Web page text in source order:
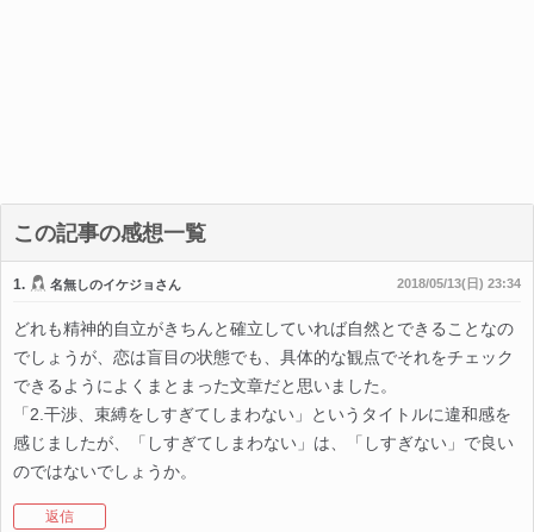
この記事の感想一覧
1. 名無しのイケジョさん 2018/05/13(日) 23:34
どれも精神的自立がきちんと確立していれば自然とできることなの
でしょうが、恋は盲目の状態でも、具体的な観点でそれをチェック
できるようによくまとまった文章だと思いました。
「2.干渉、束縛をしすぎてしまわない」というタイトルに違和感を
感じましたが、「しすぎてしまわない」は、「しすぎない」で良い
のではないでしょうか。
返信